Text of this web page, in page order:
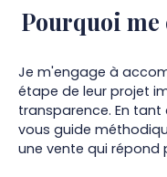
Pourquoi
Je m'engage à
étape de leur projet
transparence. En tant
vous guide
une vente qui